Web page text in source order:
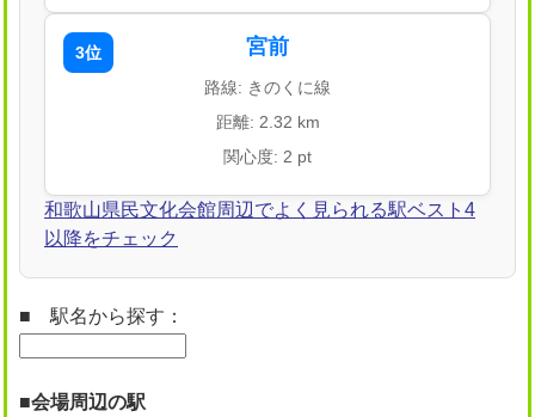
3位 宮前
路線: きのくに線
距離: 2.32 km
関心度: 2 pt
和歌山県民文化会館周辺でよく見られる駅ベスト4
以降をチェック
■ 駅名から探す：
■会場周辺の駅